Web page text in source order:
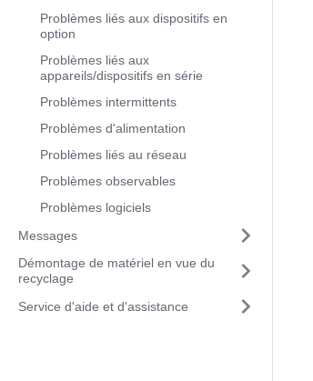
Problèmes liés aux dispositifs en
option
Problèmes liés aux
appareils/dispositifs en série
Problèmes intermittents
Problèmes d'alimentation
Problèmes liés au réseau
Problèmes observables
Problèmes logiciels
Messages
Démontage de matériel en vue du
recyclage
Service d'aide et d'assistance